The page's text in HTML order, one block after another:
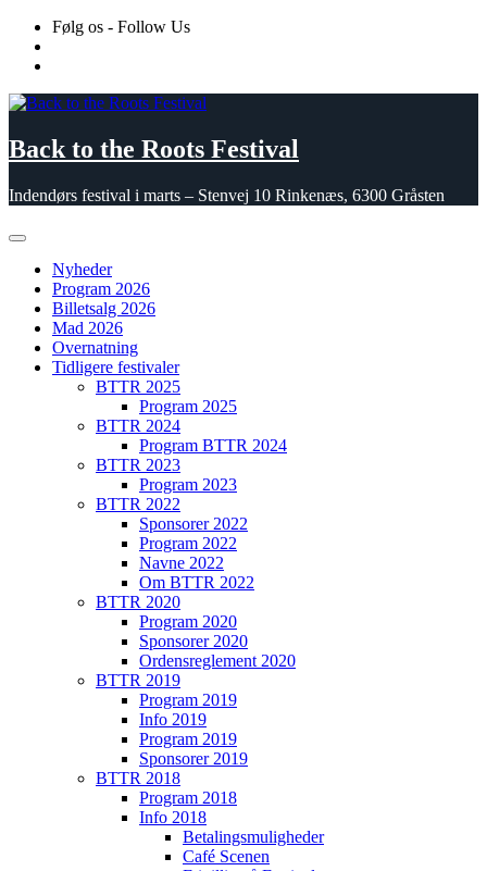
Skip
content
Følg os - Follow Us
Back to the Roots Festival
Indendørs festival i marts – Stenvej 10 Rinkenæs, 6300 Gråsten
Nyheder
Program 2026
Billetsalg 2026
Mad 2026
Overnatning
Tidligere festivaler
BTTR 2025
Program 2025
BTTR 2024
Program BTTR 2024
BTTR 2023
Program 2023
BTTR 2022
Sponsorer 2022
Program 2022
Navne 2022
Om BTTR 2022
BTTR 2020
Program 2020
Sponsorer 2020
Ordensreglement 2020
BTTR 2019
Program 2019
Info 2019
Program 2019
Sponsorer 2019
BTTR 2018
Program 2018
Info 2018
Betalingsmuligheder
Café Scenen